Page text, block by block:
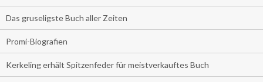
Das gruseligste Buch aller Zeiten
Promi-Biografien
Kerkeling erhält Spitzenfeder für meistverkauftes Buch